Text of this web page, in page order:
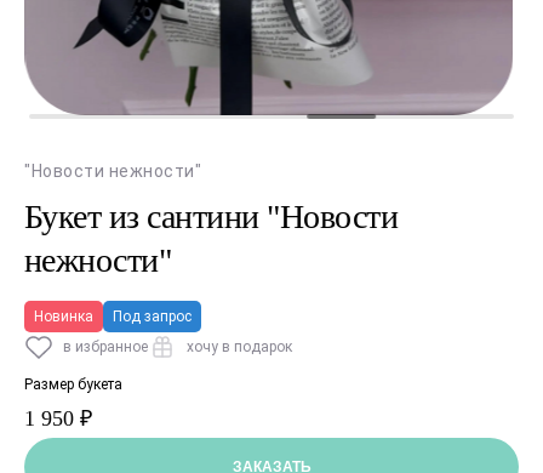
"Новости нежности"
Букет из сантини "Новости
нежности"
Новинка
Под запрос
в избранное
хочу в подарок
Размер букета
1 950 ₽
ЗАКАЗАТЬ